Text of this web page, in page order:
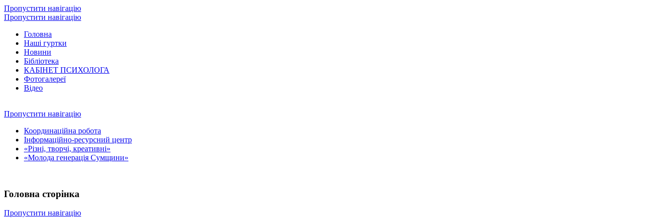
Пропустити навігацію
Пропустити навігацію
Головна
Наші гуртки
Новини
Бібліотека
КАБІНЕТ ПСИХОЛОГА
Фотогалереї
Відео
Пропустити навігацію
Координаційна робота
Інформаційно-ресурсний центр
«Різні, творчі, креативні»
«Молода генерація Сумщини»
Головна сторінка
Пропустити навігацію